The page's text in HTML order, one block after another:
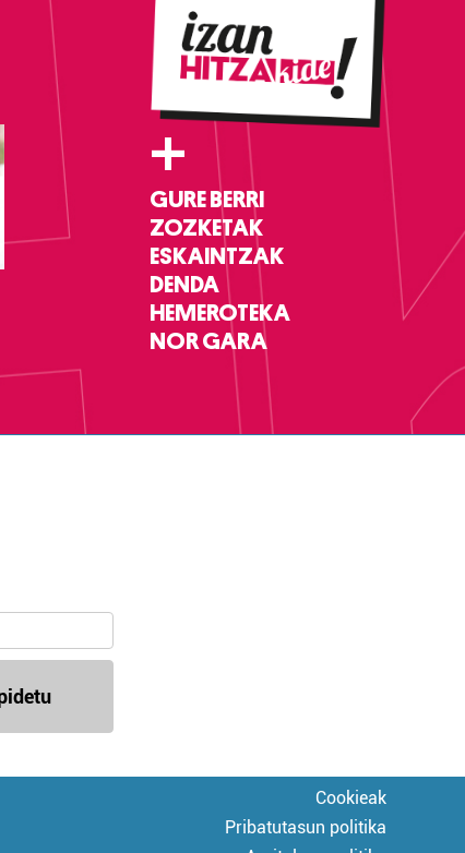
+
GURE BERRI
ZOZKETAK
ESKAINTZAK
DENDA
HEMEROTEKA
NOR GARA
Cookieak
Pribatutasun politika